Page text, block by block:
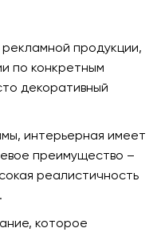
продукции,
по конкретным
декоративный
интерьерная имеет
преимущество –
реалистичность
которое